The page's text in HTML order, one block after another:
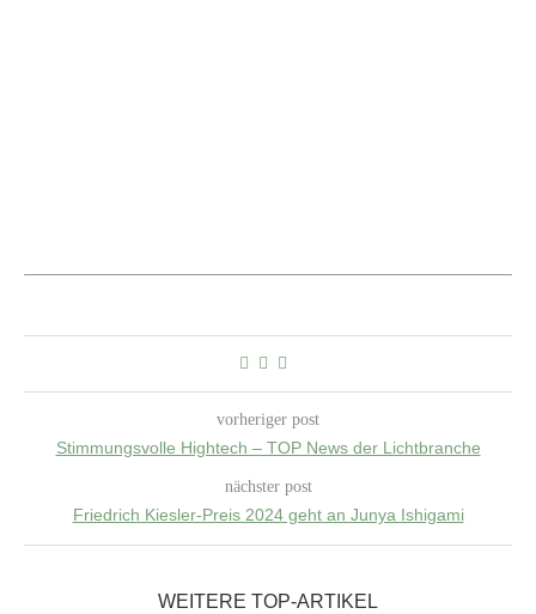
vorheriger post
Stimmungsvolle Hightech – TOP News der Lichtbranche
nächster post
Friedrich Kiesler-Preis 2024 geht an Junya Ishigami
WEITERE TOP-ARTIKEL